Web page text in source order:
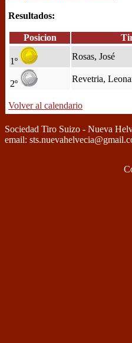
Resultados:
Posicion
1º Rosas, José
2º Revetria,
Volver al calendario
Sociedad Tiro Suizo - Nueva
email: